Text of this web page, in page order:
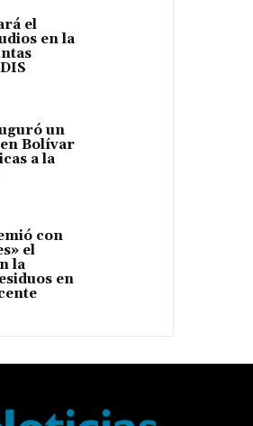
el
en la
un
Bolívar
a la
con
el
la
en